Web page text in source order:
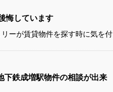
悔しています
ーが賃貸物件を探す時に気を付
下鉄成増駅物件の相談が出来